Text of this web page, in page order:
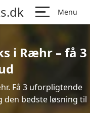
Menu
i Ræhr – få 3
Få 3 uforpligtende
bedste løsning til